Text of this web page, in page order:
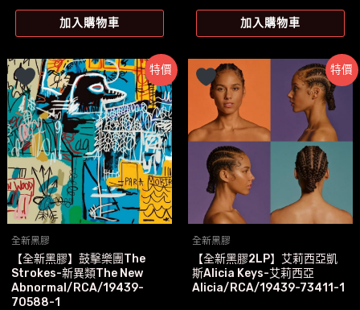
加入購物車 加入購物車
特價
全新黑膠
【全新黑膠】鼓擊樂團The
Strokes-新異類The New
Abnormal/RCA/19439-
70588-1
特價
全新黑膠
【全新黑膠2LP】艾莉西亞凱
斯Alicia Keys-艾莉西亞
Alicia/RCA/19439-73411-1